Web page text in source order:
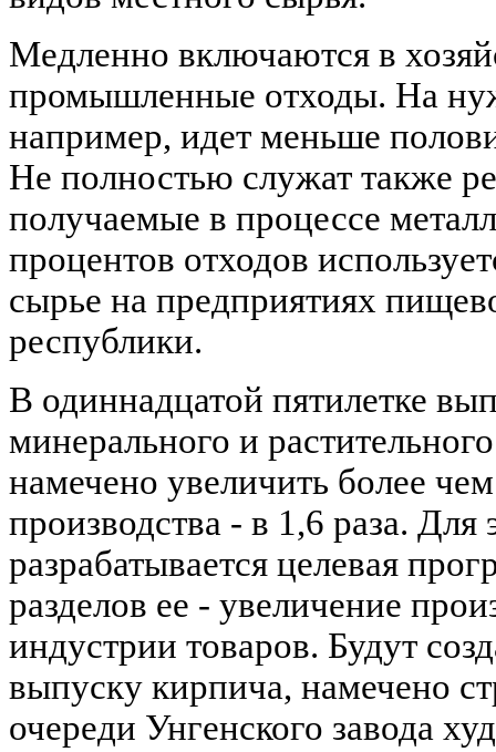
Медленно включаются в
промышленные отходы. На
например, идет меньше
Не полностью служат также
получаемые в процессе
процентов отходов
сырье на предприятиях
республики.
В одиннадцатой пятилетке
минерального и
намечено увеличить более
производства - в 1,6 раза. Для
разрабатывается целевая
разделов ее - увеличение
индустрии товаров. Будут
выпуску кирпича, намечено
очереди Унгенского завода